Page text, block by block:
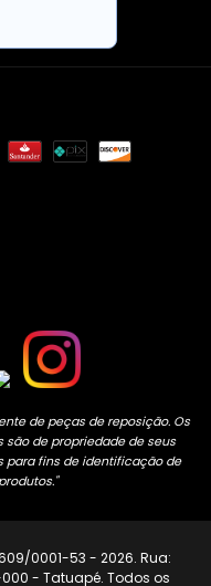
de peças de reposição. Os
de propriedade de seus
para fins de identificação de